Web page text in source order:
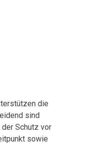
die
sind
Schutz vor
sowie